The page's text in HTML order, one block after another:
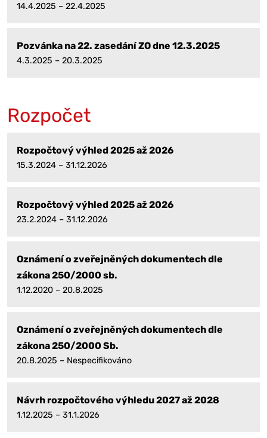
14.4.2025 – 22.4.2025
Pozvánka na 22. zasedání ZO dne 12.3.2025
4.3.2025 – 20.3.2025
Rozpočet
Rozpočtový výhled 2025 až 2026
15.3.2024 – 31.12.2026
Rozpočtový výhled 2025 až 2026
23.2.2024 – 31.12.2026
Oznámení o zveřejněných dokumentech dle
zákona 250/2000 sb.
1.12.2020 – 20.8.2025
Oznámení o zveřejněných dokumentech dle
zákona 250/2000 Sb.
20.8.2025 – Nespecifikováno
Návrh rozpočtového výhledu 2027 až 2028
1.12.2025 – 31.1.2026